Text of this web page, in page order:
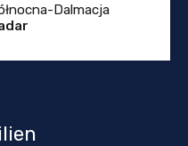
Dalmacja